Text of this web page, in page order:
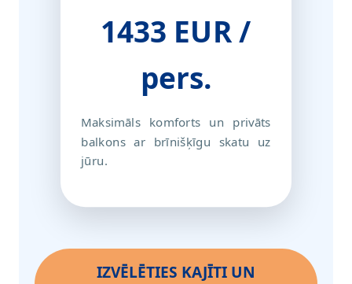
1433 EUR /
pers.
Maksimāls komforts un privāts
balkons ar brīnišķīgu skatu uz
jūru.
IZVĒLĒTIES KAJĪTI UN